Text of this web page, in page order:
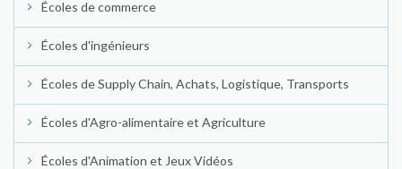
Écoles de commerce
Écoles d'ingénieurs
Écoles de Supply Chain, Achats, Logistique, Transports
Écoles d'Agro-alimentaire et Agriculture
Écoles d'Animation et Jeux Vidéos